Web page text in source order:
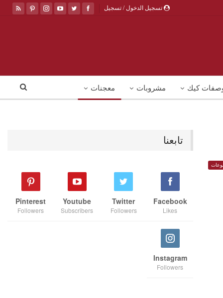
تسجيل الدخول / تسجيل
كيك مشروبات معجنات
تابعنا
Facebook
Likes
Twitter
Followers
Youtube
Subscribers
Pinterest
Followers
Instagram
Followers